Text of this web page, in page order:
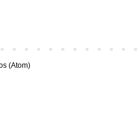
(Atom)